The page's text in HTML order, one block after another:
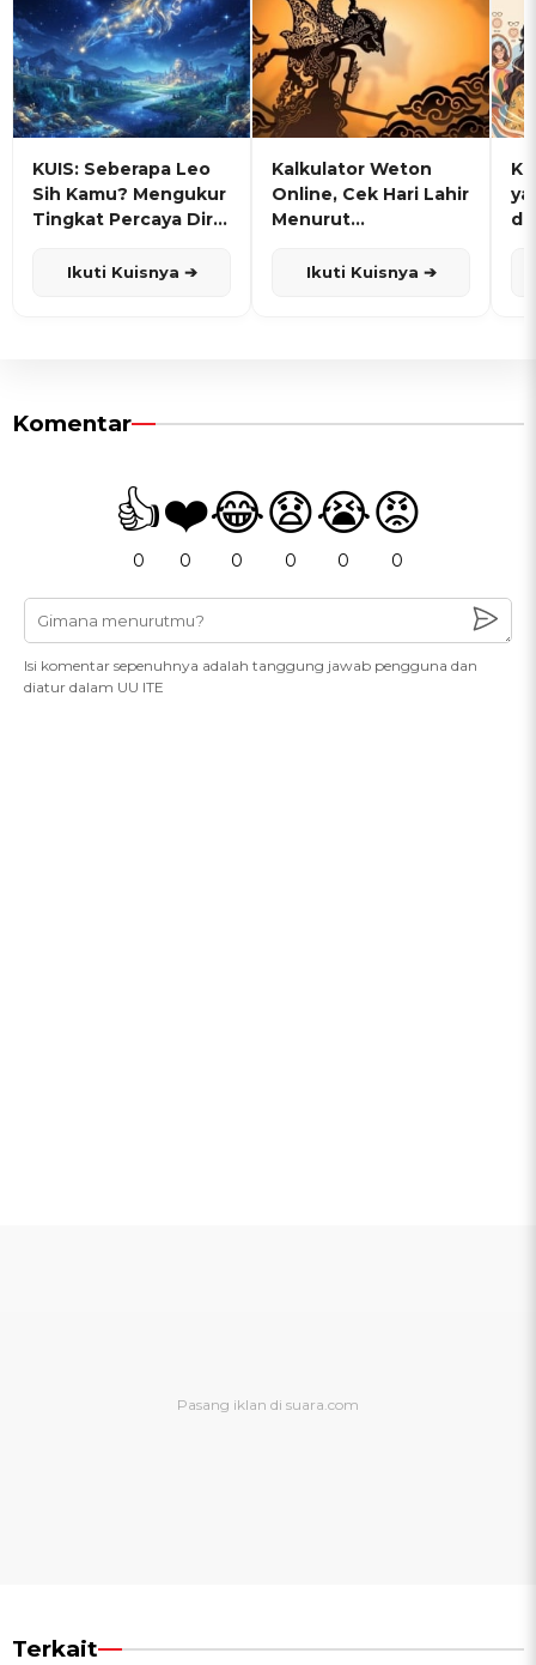
KUIS: Seberapa Leo
Sih Kamu? Mengukur
Tingkat Percaya Diri
Ikuti Kuisnya ➔
Kalkulator Weton
Online, Cek Hari Lahir
Menurut
Ikuti Kuisnya ➔
Komentar
👍
0
❤️
0
😂
0
😧
0
😭
0
😡
0
Isi komentar sepenuhnya adalah tanggung jawab pengguna dan
diatur dalam UU ITE
Terkait